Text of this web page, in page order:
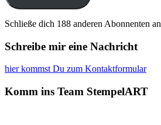
Schließe dich 188 anderen Abonnenten an
Schreibe mir eine Nachricht
hier kommst Du zum Kontaktformular
Komm ins Team StempelART